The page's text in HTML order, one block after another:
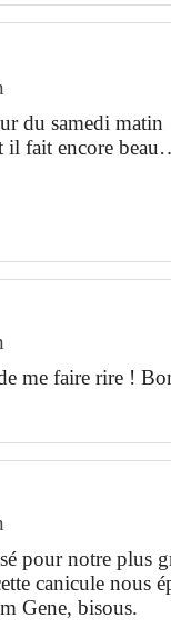
du samedi matin
il fait encore
me faire rire !
pour notre plus
canicule nous
Gene, bisous.